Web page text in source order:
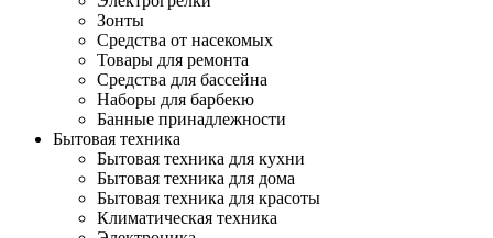
Зонты
Средства от насекомых
Товары для ремонта
Средства для бассейна
Наборы для барбекю
Банные принадлежности
Бытовая техника
Бытовая техника для кухни
Бытовая техника для дома
Бытовая техника для красоты
Климатическая техника